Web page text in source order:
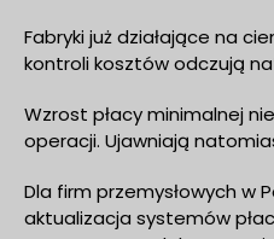
Fabryki już działające na
kontroli kosztów odczują
Wzrost płacy minimalnej
operacji. Ujawniają
Dla firm przemysłowych w
aktualizacja systemów